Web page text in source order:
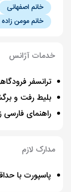
خانم اصفهانی
خانم مومن زاده
خدمات آژانس
ترانسفر
بلیط رفت و
راهنمای فارسی
مدارک لازم
پاسپورت با حداقل 7 ماه